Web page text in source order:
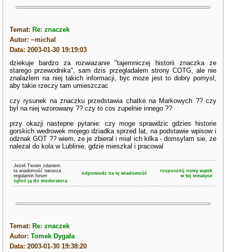
Temat: Re: znaczek
Autor: ~michal
Data: 2003-01-30 19:19:03
dziekuje bardzo za rozwiazanie "tajemniczej historii znaczka ze
starego przewodnika", sam dzis przegladalem strony COTG, ale nie
znalazlem na niej takich informacji, byc moze jest to dobry pomysl,
aby takie rzeczy tam umieszczac
czy rysunek na znaczku przedstawia chatke na Markowych ?? czy
byl na niej wzorowany ?? czy to cos zupelnie innego ??
przy okazji nastepne pytanie: czy moge sprawdzic gdzies historie
gorskich wedrowek mojego dziadka sprzed lat, na podstawie wpisow i
odznak GOT ?? wiem, ze je zbieral i mial ich kilka - domsylam sie, ze
nalezal do kola w Lublinie, gdzie mieszkal i pracowal
Jeżeli Twoim zdaniem
ta wiadomość narusza
regulamin forum
zgłoś ją do moderatora.
odpowiedz na tę wiadomość
rozpocznij nowy wątek
w tej tematyce
Temat: Re: znaczek
Autor:Tomek Dygała
Data: 2003-01-30 19:38:20